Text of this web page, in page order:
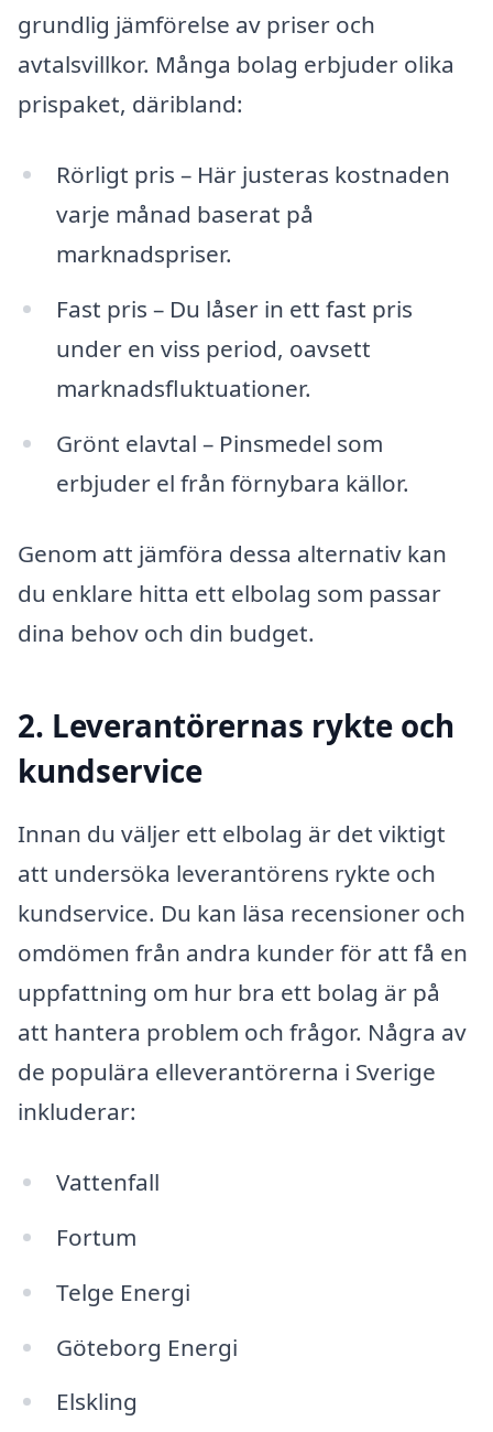
grundlig jämförelse av priser och
avtalsvillkor. Många bolag erbjuder olika
prispaket, däribland:
Rörligt pris – Här justeras kostnaden
varje månad baserat på
marknadspriser.
Fast pris – Du låser in ett fast pris
under en viss period, oavsett
marknadsfluktuationer.
Grönt elavtal – Pinsmedel som
erbjuder el från förnybara källor.
Genom att jämföra dessa alternativ kan
du enklare hitta ett elbolag som passar
dina behov och din budget.
2. Leverantörernas rykte och
kundservice
Innan du väljer ett elbolag är det viktigt
att undersöka leverantörens rykte och
kundservice. Du kan läsa recensioner och
omdömen från andra kunder för att få en
uppfattning om hur bra ett bolag är på
att hantera problem och frågor. Några av
de populära elleverantörerna i Sverige
inkluderar:
Vattenfall
Fortum
Telge Energi
Göteborg Energi
Elskling